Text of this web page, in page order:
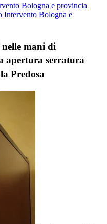
Bologna e provincia
Intervento Bologna e
nelle mani di
apertura serratura
Predosa